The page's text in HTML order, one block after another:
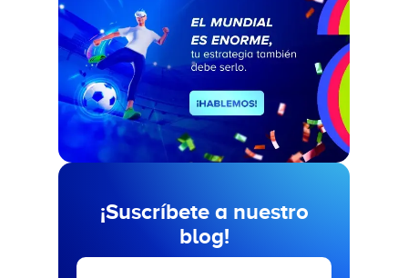
¡Suscríbete a nuestro
blog!